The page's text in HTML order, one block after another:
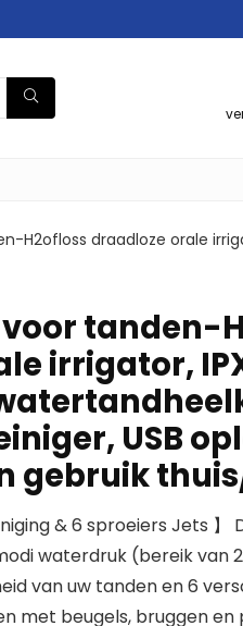
H2ofloss draadloze orale
tanden-
irrigator,
USB
gebruik
& 6 sproeiers Jets 】
waterdruk (bereik van
van uw tanden en 6
met beugels, bruggen